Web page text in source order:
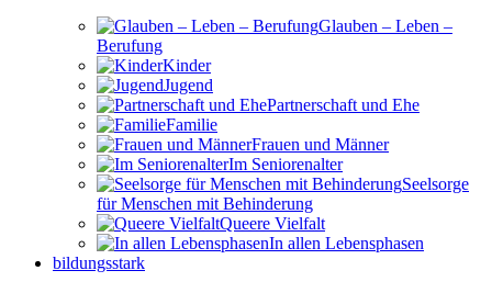
Glauben – Leben –
Berufung
Kinder
Jugend
Partnerschaft und Ehe
Familie
Frauen und Männer
Im Seniorenalter
Seelsorge
für Menschen mit Behinderung
Queere Vielfalt
In allen Lebensphasen
bildungsstark